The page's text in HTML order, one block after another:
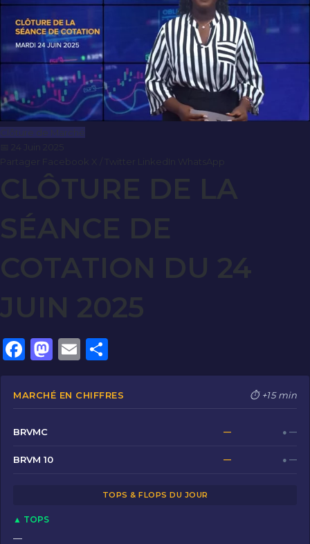
Clôture de Marché
CLÔTURE DE LA
SÉANCE DE
COTATION DU 24
JUIN 2025
F
a
c
b
o
o
M
a
st
o
n
E
m
ai
ar
ta
MARCHÉ EN CHIFFRES ⏱ +15 min
BRVMC — ● —
BRVM 10 — ● —
TOPS & FLOPS DU JOUR
▲ TOPS
—